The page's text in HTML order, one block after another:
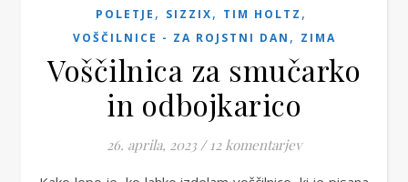
POLETJE , SIZZIX, TIM HOLTZ ,
VOŠČILNICE - ZA ROJSTNI DAN , ZIMA
Voščilnica za smučarko
in odbojkarico
26. aprila, 2023 / 12 komentarjev